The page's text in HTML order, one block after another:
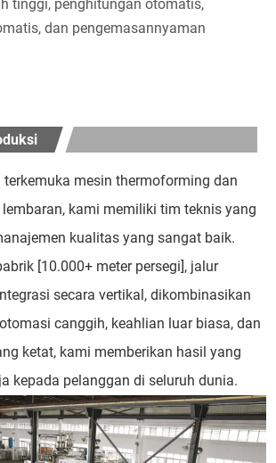
tinggi, penghitungan otomatis,
dan pengemasannyaman
terkemuka mesin thermoforming dan
kami memiliki tim teknis yang
kualitas yang sangat baik.
[10.000+ meter persegi], jalur
secara vertikal, dikombinasikan
canggih, keahlian luar biasa, dan
ketat, kami memberikan hasil yang
kepada pelanggan di seluruh dunia.